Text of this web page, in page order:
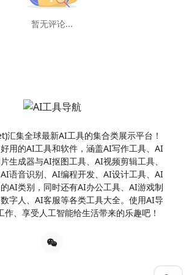
暂无评论...
汇集全球最新AI工具的集合类展示平台！
用的AI工具和软件，涵盖AI写作工具、AI
生成器与AI抠图工具、AI视频剪辑工具、
语音识别、AI编程开发、AI设计工具、AI
AI类别，同时还有AI办公工具、AI游戏制
字人、AI客服等各类工具大全。使用AI导
作、享受人工智能给生活带来的乐趣吧！